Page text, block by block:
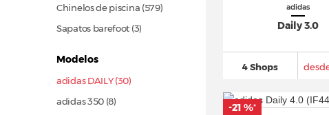
Chinelos de piscina (579)
Sapatos barefoot (3)
Modelos
adidas DAILY (30)
adidas 350 (8)
adidas
Daily 3.0
4 Shops
-21 %*